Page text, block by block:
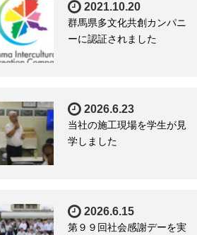
2021.10.20
群馬県多文化共創カンパニ
ーに認証されました
2026.6.23
当社の施工現場を学生が見
学しました
2026.6.15
第９９回社会感謝デーを実